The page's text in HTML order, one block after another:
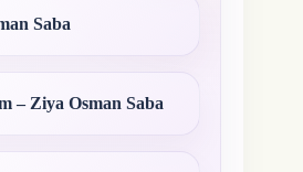
Saba
– Ziya Osman Saba